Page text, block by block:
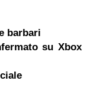
barbari
su Xbox